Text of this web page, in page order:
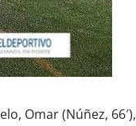
Omar (Núñez, 66′),